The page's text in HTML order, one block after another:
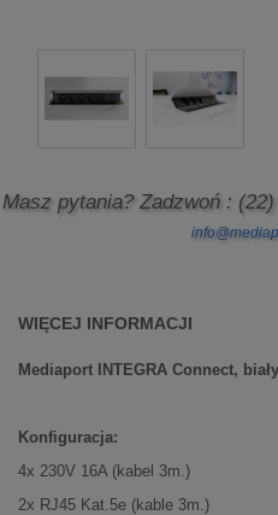
Masz pytania? Zadzwoń :
WIĘCEJ INFORMACJI
Mediaport INTEGRA Connect,
Konfiguracja:
4x 230V 16A (kabel 3m.)
2x RJ45 Kat.5e (kable 3m.)